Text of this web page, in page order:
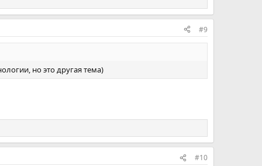
#9
но это другая тема)
#10